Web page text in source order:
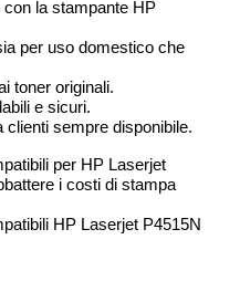
con la stampante HP
per uso domestico che
toner originali.
e sicuri.
sempre disponibile.
per HP Laserjet
i costi di stampa
HP Laserjet P4515N